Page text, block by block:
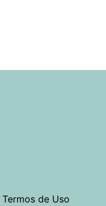
Termos de Uso